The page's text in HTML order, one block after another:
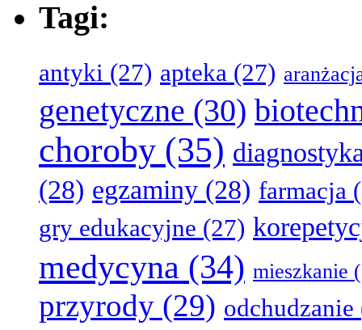
Tagi:
antyki (27) apteka (27)
genetyczne (30)
choroby (35)
(28) egzaminy (28) farmacja
gry edukacyjne (27)
medycyna (34) mieszkanie
przyrody (29) odchudzanie